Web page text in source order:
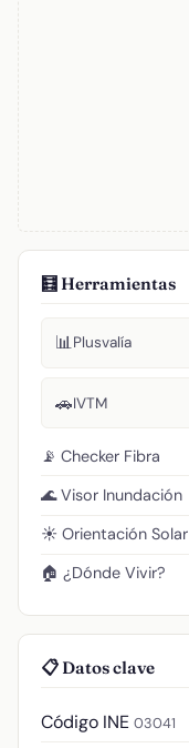
🧮 Herramientas
📊Plusvalía
🚗IVTM
📡 Checker Fibra
🌊 Visor Inundación
☀️ Orientación Solar
🏠 ¿Dónde Vivir?
📋 Datos clave
Código INE 03041